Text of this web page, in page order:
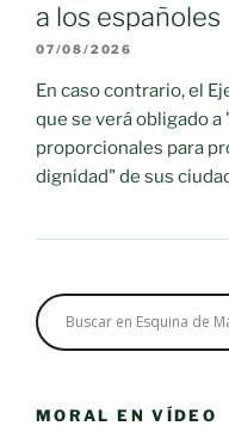
a los españoles
07/08/2026
En caso contrario, el
que se verá obligado
proporcionales para
dignidad" de sus
MORAL EN VÍDEO